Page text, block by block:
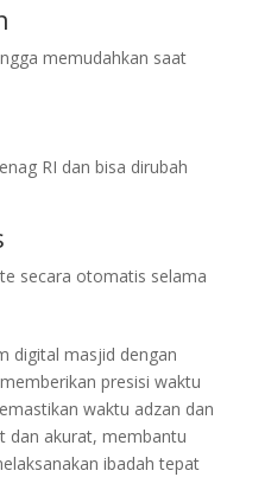
memudahkan saat
RI dan bisa dirubah
secara otomatis selama
digital masjid dengan
presisi waktu
waktu adzan dan
dan akurat, membantu
ibadah tepat